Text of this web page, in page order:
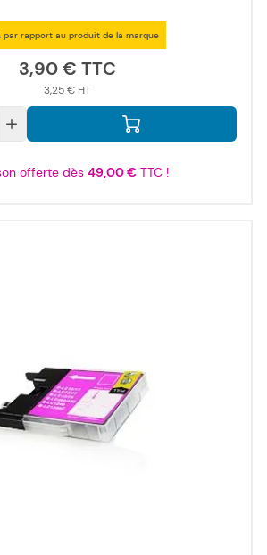
par rapport au produit de la marque
3,90 €
3,25 €
offerte dès 49,00 €TTC !